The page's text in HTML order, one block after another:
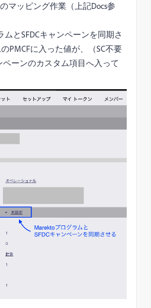
マッピング作業（上記Docs参
とSFDCキャンペーンを同期さ
PMCFに入った値が、（SC不要
ペーンのカスタム項目へ入って